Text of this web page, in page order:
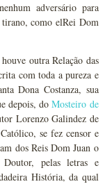
adversário para
tirano, como elRei Dom
outra Relação das
com toda a pureza e
Dona Costanza, sua
depois, doMosteiro de
Lorenzo Galindez de
se fez censor e
dos Reis Dom Juan o
pelas letras e
História, da qual